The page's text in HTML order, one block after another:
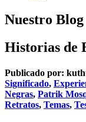
Nuestro Blog
Historias de
Publicado por:
Significado,
Negras, Patrik
Retratos, Temas,